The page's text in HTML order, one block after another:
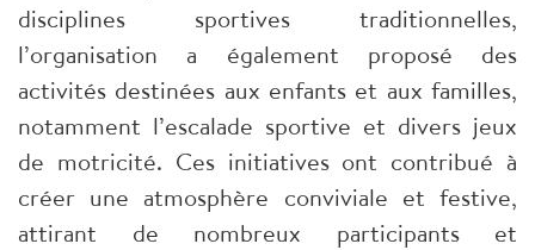
disciplines sportives traditionnelles,
l’organisation a également proposé des
activités destinées aux enfants et aux familles,
notamment l’escalade sportive et divers jeux
de motricité. Ces initiatives ont contribué à
créer une atmosphère conviviale et festive,
attirant de nombreux participants et